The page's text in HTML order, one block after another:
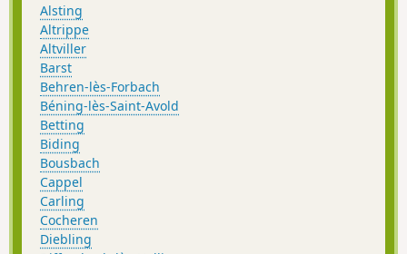
Alsting
Altrippe
Altviller
Barst
Behren-lès-Forbach
Béning-lès-Saint-Avold
Betting
Biding
Bousbach
Cappel
Carling
Cocheren
Diebling